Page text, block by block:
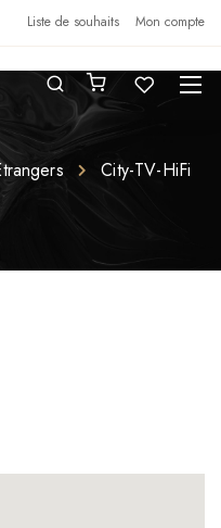
Liste de souhaits Mon compte
City-TV-HiFi